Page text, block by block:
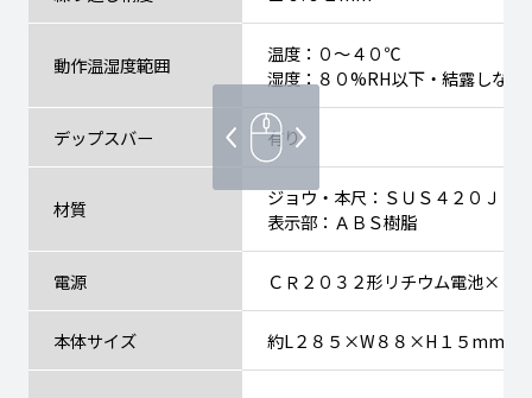
動作温湿度範囲
温度：０～４０℃
湿度：８０%RH以下・結露しない
デップスバー 有り
材質
ジョウ・本尺：ＳＵＳ４２０Ｊ２
表示部：ＡＢＳ樹脂
電源 ＣＲ２０３２形リチウム電池×１
本体サイズ 約L２８５×W８８×H１５mm